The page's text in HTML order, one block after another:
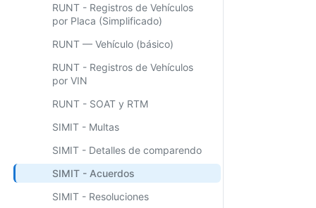
RUNT - Registros de Vehículos
por Placa (Simplificado)
RUNT — Vehículo (básico)
RUNT - Registros de Vehículos
por VIN
RUNT - SOAT y RTM
SIMIT - Multas
SIMIT - Detalles de comparendo
SIMIT - Acuerdos
SIMIT - Resoluciones